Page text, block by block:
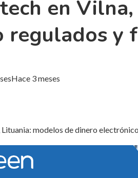
en
regulados y
Hace 3 meses
modelos de dinero